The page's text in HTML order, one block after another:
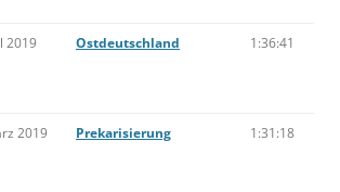
2019
Ostdeutschland 1:36:41
2019
Prekarisierung 1:31:18